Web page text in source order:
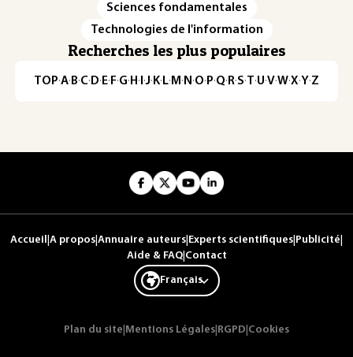
Sciences fondamentales
Technologies de l'information
Recherches les plus populaires
TOP·A·B·C· D· E· F·G· H · ·J· K· L· M · N ·O· P·Q· R·S·T·U·V·W·X·Y·Z
Accueil A propos Annuaire auteurs Experts scientifiques Publicité
Aide & FAQ| Contact
Français
Plan du site Mentions Légales RGPD Cookies